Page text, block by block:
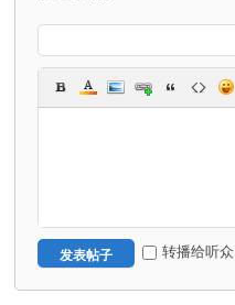
eb
发表帖子 转播给听众